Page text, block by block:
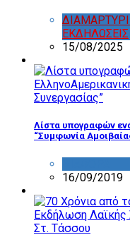
ΕΚΔΗΛΩΣΕΙΣ
15/08/2025
Λίστα υπογραφών
“Συμφωνία
16/09/2019